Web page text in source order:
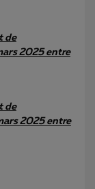
de
2025 entre
de
2025 entre